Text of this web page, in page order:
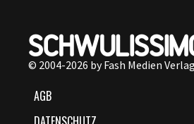
© 2004-2026 by Fash Medien
AGB